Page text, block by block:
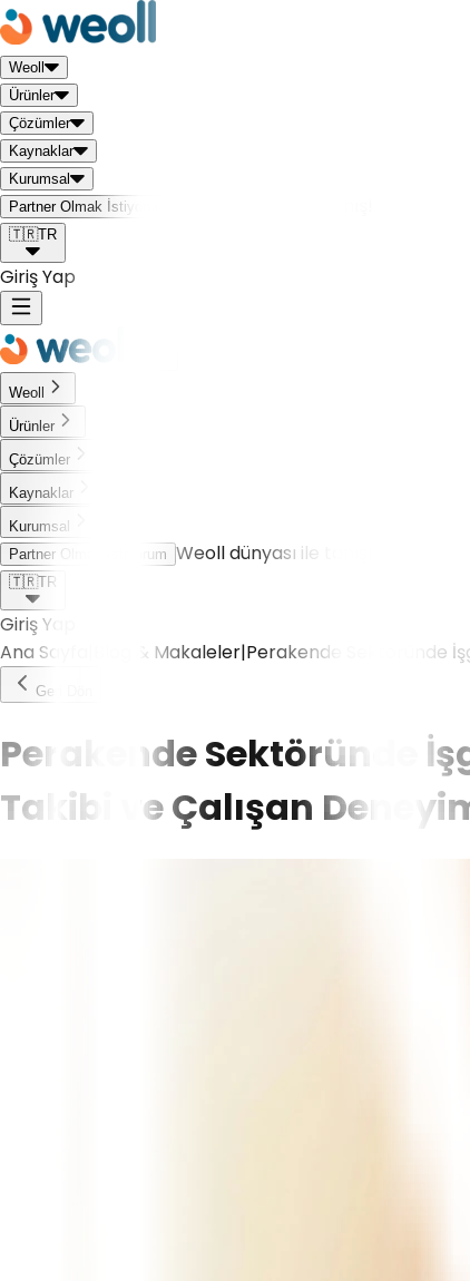
Weoll
Ürünler
Çözümler
Kaynaklar
Kurumsal
Partner Olmak İstiyorum
🇹🇷TR
Giriş Yap
Weoll
Ürünler
Çözümler
Kaynaklar
Kurumsal
Partner Olmak İstiyorum Weoll dünyası ile tanış!
🇹🇷TR
Giriş Yap
Ana Sayfa
Blog & Makaleler|Perakende Sektöründe
Geri Dön
Perakende Sektöründe
Takibi ve Çalışan